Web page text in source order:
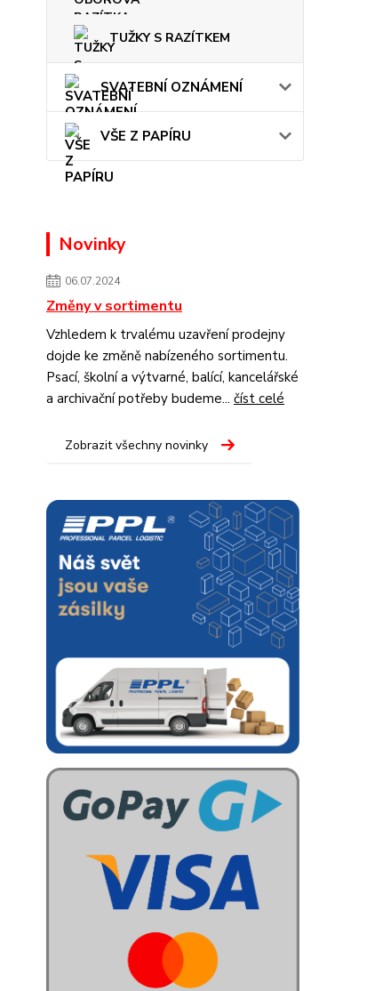
TUŽKY S RAZÍTKEM
SVATEBNÍ OZNÁMENÍ
VŠE Z PAPÍRU
Novinky
06.07.2024
Změny v sortimentu
Vzhledem k trvalému uzavření prodejny
dojde ke změně nabízeného sortimentu.
Psací, školní a výtvarné, balící, kancelářské
a archivační potřeby budeme... číst celé
Zobrazit všechny novinky